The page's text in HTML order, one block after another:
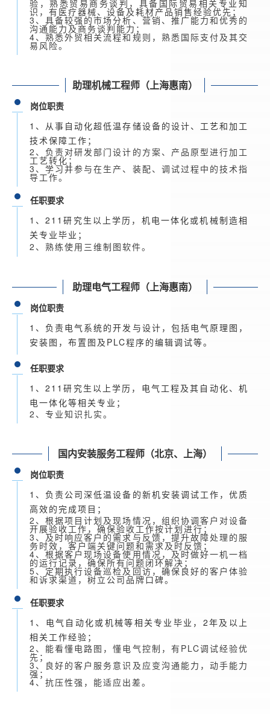
验，熟悉贸易商务谈判，具备国际贸易相关专业知
识，有医疗器械、设备及耗材产品销售经验优先；
3、具备较强的市场分析、营销、推广能力和优秀的
沟通能力及商务谈判能力；
4、熟悉外贸相关流程和规则，熟悉国际支付及其交
易风险。
助理机械工程师（上海惠南）
岗位职责
1、从事自动化超低温存储设备的设计、工艺和加工
技术保障工作；
2、负责对研发部门设计的方案、产品原型进行加工
工艺转化；
3、学习并参与在生产、装配、调试过程中的技术指
导工作。
任职要求
1、211研究生以上学历，机电一体化或机械制造相
关专业毕业；
2、熟练使用三维制图软件。
助理电气工程师（上海惠南）
岗位职责
1、负责电气系统的开发与设计，包括电气原理图，
安装图，布置图及PLC程序的编辑调试等。
任职要求
1、211研究生以上学历，电气工程及其自动化、机
电一体化等相关专业；
2、专业知识扎实。
国内安装服务工程师（北京、上海）
岗位职责
1、负责公司深低温设备的新机安装调试工作，优质
高效的完成项目；
2、根据项目计划及现场情况，组织协调客户对设备
开展验收工作，确保验收工作按计划进行；
3、及时响应客户的需求与反馈，提升故障处理的服
务时效，客户端关键问题和需求及时反馈；
4、根据客户现场设备使用情况，及时做好一机一档
的运行记录，确保所有问题闭环解决；
5、定期执行设备巡检及回访，确保良好的客户体验
和诉求渠道，树立公司品牌口碑。
任职要求
1、电气自动化或机械等相关专业毕业，2年及以上
相关工作经验；
2、能看懂电路图，懂电气控制，有PLC调试经验优
先；
3、良好的客户服务意识及应变沟通能力，动手能力
强；
4、抗压性强，能适应出差。